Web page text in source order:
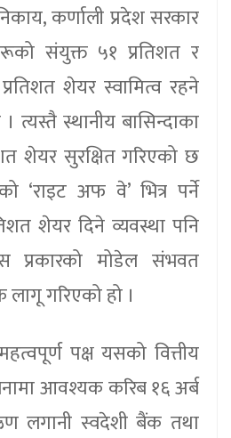
कर्णाली प्रदेश सरकार
संयुक्त ५१ प्रतिशत र
शेयर स्वामित्व रहने
त्यस्तै स्थानीय बासिन्दाका
शेयर सुरक्षित गरिएको छ
‘राइट अफ वे’ भित्र पर्ने
शेयर दिने व्यवस्था पनि
मोडेल संभवत
गरिएको हो ।
पक्ष यसको वित्तीय
आवश्यक करिब १६ अर्ब
लगानी स्वदेशी बैंक तथा